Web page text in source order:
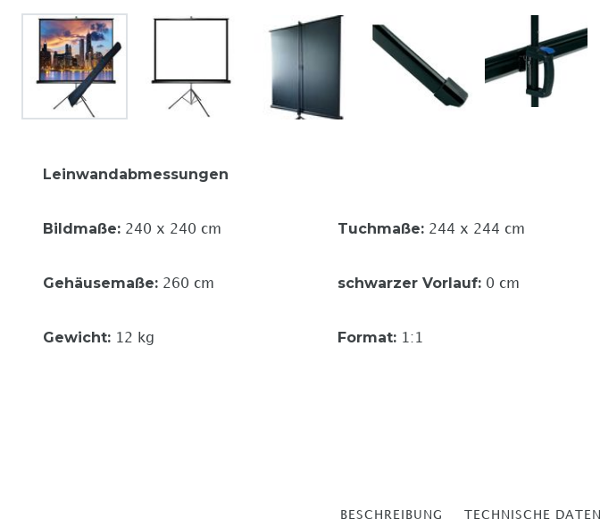
Leinwandabmessungen
Bildmaße: 240 x 240 cm Tuchmaße: 244 x 244 cm
Gehäusemaße: 260 cm schwarzer Vorlauf: 0 cm
Gewicht: 12 kg Format: 1:1
BESCHREIBUNG TECHNISCHE DATEN